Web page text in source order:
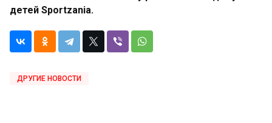
детей Sportzania.
ДРУГИЕ НОВОСТИ